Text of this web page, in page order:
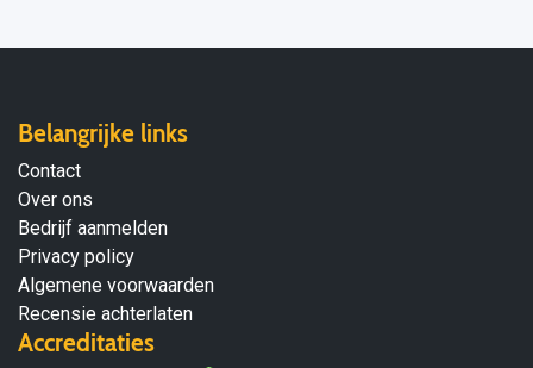
Belangrijke links
Contact
Over ons
Bedrijf aanmelden
Privacy policy
Algemene voorwaarden
Recensie achterlaten
Accreditaties